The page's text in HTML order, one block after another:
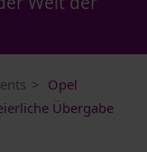
Opel
Übergabe